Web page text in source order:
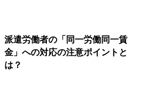
派遣労働者の「同一労働同一賃
金」への対応の注意ポイントと
は？